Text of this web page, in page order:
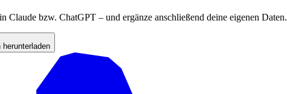
Claude bzw. ChatGPT – und ergänze anschließend deine eigenen Daten.